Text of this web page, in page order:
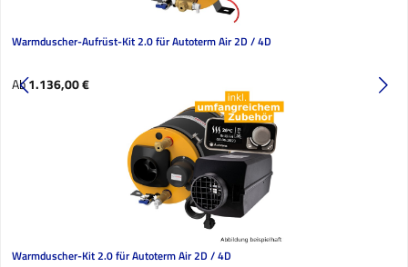
Warmduscher-Aufrüst-Kit 2.0 für Autoterm Air 2D / 4D
Regulärer Preis:
Ab1.136,00 €
Warmduscher-Kit 2.0 für Autoterm Air 2D / 4D